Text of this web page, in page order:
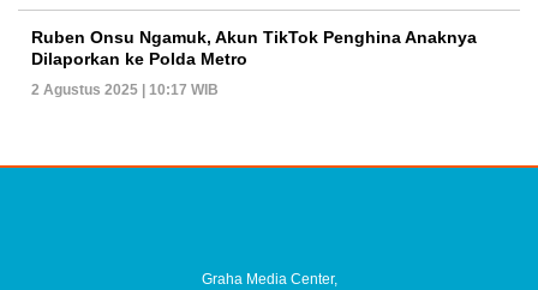
Ruben Onsu Ngamuk, Akun TikTok Penghina Anaknya
Dilaporkan ke Polda Metro
2 Agustus 2025 | 10:17 WIB
Graha Media Center,